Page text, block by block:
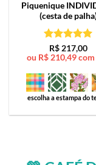
Piquenique
(cesta de
Avaliação5
de 5
R$217,00
ou R$ 210,49
escolha a estampa do